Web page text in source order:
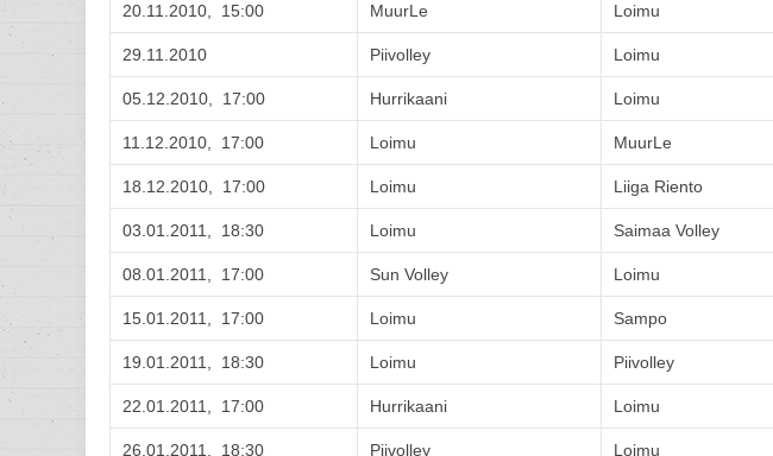
20.11.2010, 15:00 MuurLe Loimu
29.11.2010 Piivolley Loimu
05.12.2010, 17:00 Hurrikaani Loimu
11.12.2010, 17:00 Loimu MuurLe
18.12.2010, 17:00 Loimu Liiga Riento
03.01.2011, 18:30 Loimu Saimaa Volley
08.01.2011, 17:00 Sun Volley Loimu
15.01.2011, 17:00 Loimu Sampo
19.01.2011, 18:30 Loimu Piivolley
22.01.2011, 17:00 Hurrikaani Loimu
26.01.2011, 18:30 Piivolley Loimu